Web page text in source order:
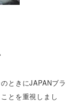
ときにJAPANブラ
とを重視しまし